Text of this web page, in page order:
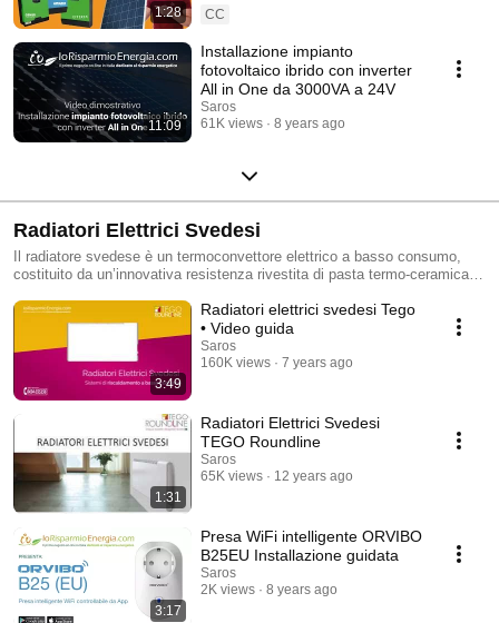
1:28
CC
11:09
Installazione impianto
fotovoltaico ibrido con inverter
All in One da 3000VA a 24V
Saros
61K views
8 years ago
Radiatori Elettrici Svedesi
Il radiatore svedese è un termoconvettore elettrico a basso consumo,
costituito da un’innovativa resistenza rivestita di pasta termo-ceramica
l’aria calda sale all’interno del radiatore stesso ed esce nell’ambiente
esterno aspirando aria fredda dal basso.
3:49
Radiatori elettrici svedesi Tego
• Video guida
Saros
160K views
7 years ago
1:31
Radiatori Elettrici Svedesi
TEGO Roundline
Saros
65K views
12 years ago
3:17
Presa WiFi intelligente ORVIBO
B25EU Installazione guidata
Saros
2K views
8 years ago